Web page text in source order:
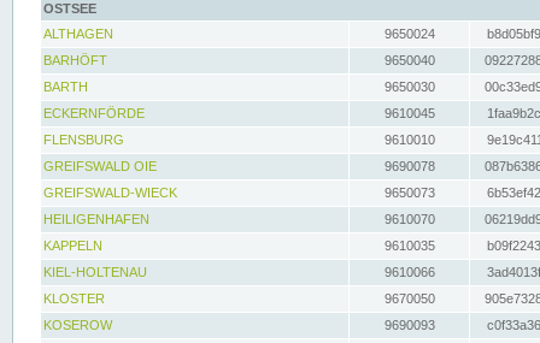
OSTSEE
ALTHAGEN
9650024
BARHÖFT
9650040
BARTH
9650030
ECKERNFÖRDE
9610045
FLENSBURG
9610010
GREIFSWALD OIE
9690078
GREIFSWALD-WIECK
9650073
HEILIGENHAFEN
9610070
KAPPELN
9610035
KIEL-HOLTENAU
9610066
KLOSTER
9670050
KOSEROW
9690093